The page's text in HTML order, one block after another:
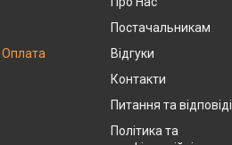
Постачальникам
Відгуки
Контакти
Питання та відповіді
Політика та